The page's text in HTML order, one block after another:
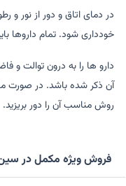
در دمای اتاق و دور از نور و
خودداری شود. تمام داروها
دارو ها را به درون توالت و
آن ذکر شده باشد. در صورت
روش مناسب آن را دور بریزید.
فروش ویژه مکمل در